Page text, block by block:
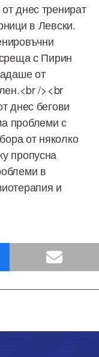
днес тренират
в Левски.
с Пирин
от
/><br
днес бегови
проблеми с
от няколко
пропусна
в
и